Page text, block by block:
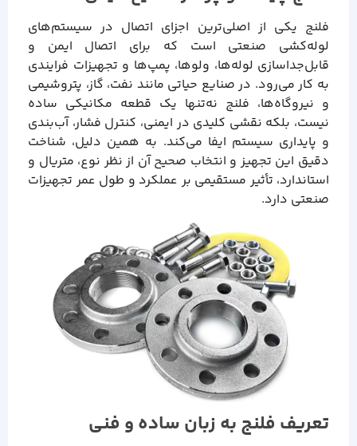
فلنج یکی از اصلی‌ترین اجزای اتصال در سیستم‌های
لوله‌کشی صنعتی است که برای اتصال ایمن و
قابل‌جداسازی لوله‌ها، ولوها، پمپ‌ها و تجهیزات فرایندی
به کار می‌رود. در صنایع حیاتی مانند نفت، گاز، پتروشیمی
و نیروگاه‌ها، فلنج نه‌تنها یک قطعه مکانیکی ساده
نیست، بلکه نقشی کلیدی در ایمنی، کنترل فشار، آب‌بندی
و پایداری سیستم ایفا می‌کند. به همین دلیل، شناخت
دقیق این تجهیز و انتخاب صحیح آن از نظر نوع، متریال و
استاندارد، تأثیر مستقیمی بر عملکرد و طول عمر تجهیزات
صنعتی دارد.
تعریف فلنج به زبان ساده و فنی